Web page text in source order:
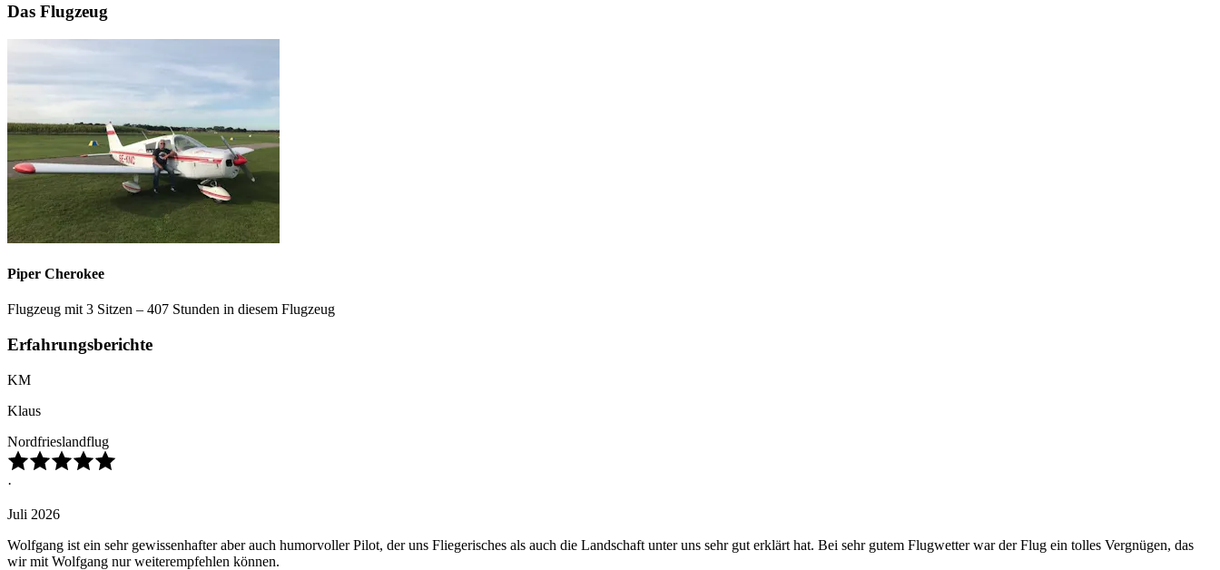
Das Flugzeug
Piper Cherokee
Flugzeug mit 3 Sitzen – 407 Stunden in diesem Flugzeug
Erfahrungsberichte
KM
Klaus
Nordfrieslandflug
·
Juli 2026
Wolfgang ist ein sehr gewissenhafter aber auch humorvoller Pilot, der uns Fliegerisches als auch die Landschaft unter uns sehr gut erklärt hat. Bei sehr gutem Flugwetter war der Flug ein tolles Vergnügen, das
wir mit Wolfgang nur weiterempfehlen können.